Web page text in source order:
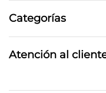
Categorías
Atención al